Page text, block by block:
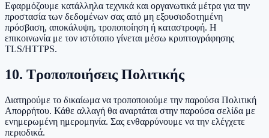
Εφαρμόζουμε κατάλληλα τεχνικά και οργανωτικά μέτρα για την
προστασία των δεδομένων σας από μη εξουσιοδοτημένη
πρόσβαση, αποκάλυψη, τροποποίηση ή καταστροφή. Η
επικοινωνία με τον ιστότοπο γίνεται μέσω κρυπτογράφησης
TLS/HTTPS.
10. Τροποποιήσεις Πολιτικής
Διατηρούμε το δικαίωμα να τροποποιούμε την παρούσα Πολιτική
Απορρήτου. Κάθε αλλαγή θα αναρτάται στην παρούσα σελίδα με
ενημερωμένη ημερομηνία. Σας ενθαρρύνουμε να την ελέγχετε
περιοδικά.